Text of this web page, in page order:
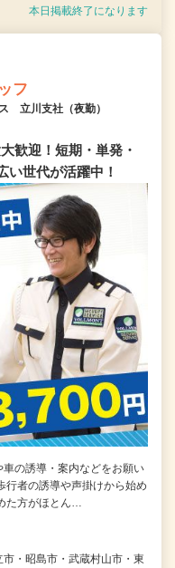
本日掲載終了になります
フ
立川支社（夜勤）
歓迎！短期・単発・
い世代が活躍中！
の誘導・案内などをお願い
行者の誘導や声掛けから始め
た方がほとん…
・昭島市・武蔵村山市・東